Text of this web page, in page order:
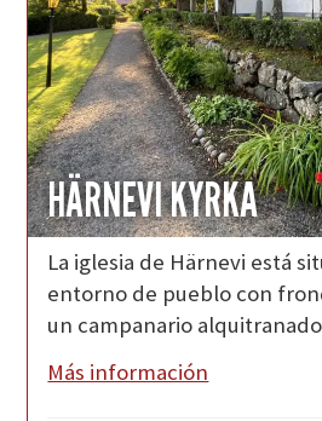
HÄRNEVI KYRKA
La iglesia de Härnevi está
entorno de pueblo con
un campanario
Más información